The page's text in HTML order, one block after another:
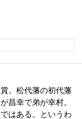
。松代藩の初代藩
昌幸で弟が幸村。
はある。というわ